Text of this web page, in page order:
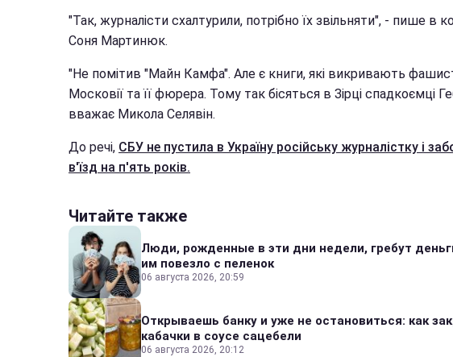
"Так, журналісти схалтурили, потрібно їх звільняти", - пише в
Соня Мартинюк.
"Не помітив "Майн Камфа". Але є книги, які викривають
Московії та її фюрера. Тому так бісяться в Зірці спадкоємці
вважає Микола Селявін.
До речі, СБУ не пустила в Україну російську журналістку і
в'їзд на п'ять років.
Читайте также
Люди, рожденные в эти дни недели, гребут
им повезло с пеленок
06 августа 2026, 20:59
Открываешь банку и уже не остановиться: как
кабачки в соусе сацебели
06 августа 2026, 20:12